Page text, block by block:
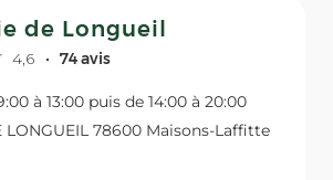
de Longueil
4,6 74 avis
à 13:00 puis de 14:00 à 20:00
LONGUEIL 78600 Maisons-Laffitte